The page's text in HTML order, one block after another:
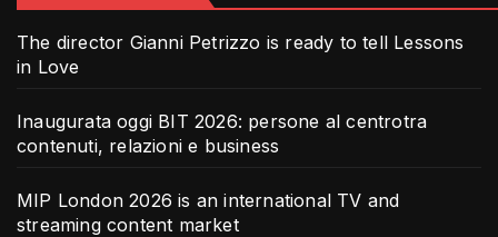
The director Gianni Petrizzo is ready to tell Lessons
in Love
Inaugurata oggi BIT 2026: persone al centrotra
contenuti, relazioni e business
MIP London 2026 is an international TV and
streaming content market